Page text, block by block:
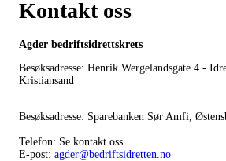
Kontakt oss
Agder bedriftsidrettskrets
Besøksadresse: Henrik Wergelandsgate 4 -
Kristiansand
Besøksadresse: Sparebanken Sør Amfi,
Telefon: Se kontakt oss
E-post: agder@bedriftsidretten.no